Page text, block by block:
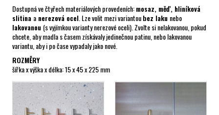
Dostupná ve čtyřech materiálových provedeních:mosaz, měď, hliníková
slitina a nerezová ocel . Lze volit mezi variantoubez laku nebo
lakovanou (s vyjímkou varianty nerezové oceli). Zvolte si nelakovanou, pokud
chcete, aby madla s časem získávaly jedinečnou patinu, nebo lakovanou
variantu, aby i po čase vypadaly jako nové.
ROZMĚRY
šířka xvýška x délka:15 x 45 x 225 mm